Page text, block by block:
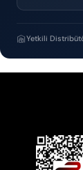
Yetkili